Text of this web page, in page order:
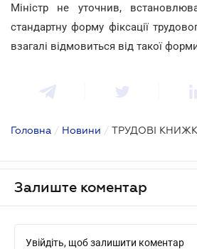
Міністр не уточнив,
стандартну форму фіксації
взагалі відмовиться від такої
Головна / Новини / ТРУДОВІ
Залиште коментар
Увійдіть, щоб залишити коментар